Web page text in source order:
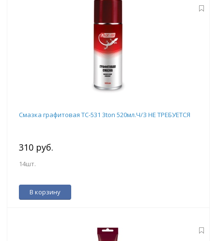
Смазка графитовая ТС-531 3ton 520мл.Ч/З НЕ ТРЕБУЕТСЯ
310 руб.
14шт.
В корзину